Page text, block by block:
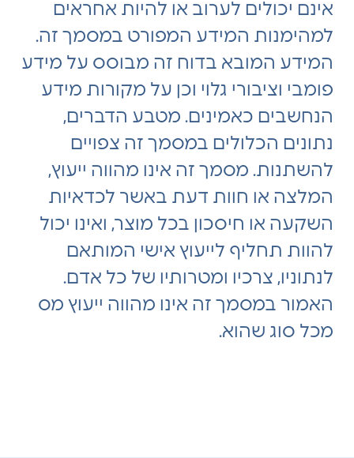
אינם יכולים לערוב או להיות אחראים
למהימנות המידע המפורט במסמך זה.
המידע המובא בדוח זה מבוסס על מידע
פומבי וציבורי גלוי וכן על מקורות מידע
הנחשבים כאמינים. מטבע הדברים,
נתונים הכלולים במסמך זה צפויים
להשתנות. מסמך זה אינו מהווה ייעוץ,
המלצה או חוות דעת באשר לכדאיות
השקעה או חיסכון בכל מוצר, ואינו יכול
להוות תחליף לייעוץ אישי המותאם
לנתוניו, צרכיו ומטרותיו של כל אדם.
האמור במסמך זה אינו מהווה ייעוץ מס
מכל סוג שהוא.